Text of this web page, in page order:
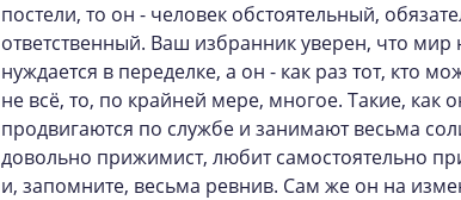
постели, то он - человек обстоятельный,
ответственный. Ваш избранник уверен, что
нуждается в переделке, а он - как раз тот, кто
не всё, то, по крайней мере, многое. Такие, как
продвигаются по службе и занимают весьма
довольно прижимист, любит самостоятельно
и, запомните, весьма ревнив. Сам же он на